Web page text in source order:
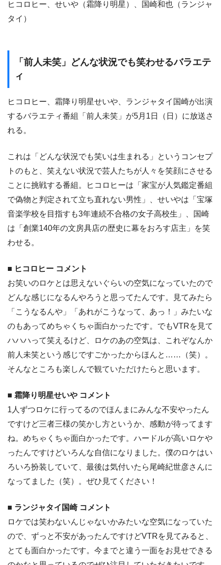
ヒコロヒー、せいや（霜降り明星）、国崎和也（ランジャ
タイ）
「前人未笑」どんな状況でも笑わせるバラエテ
ィ
ヒコロヒー、霜降り明星せいや、ランジャタイ国崎が出演
するバラエティ番組「前人未笑」が5月1日（日）に放送さ
れる。
これは「どんな状況でも笑いは生まれる」というコンセプ
トのもと、笑えない状況で芸人たちが人々を笑顔にさせる
ことに挑戦する番組。ヒコロヒーは「家宝が人気鑑定番組
で偽物と判定されて立ち直れない男性」、せいやは「宝塚
音楽学校を目指すも3年連続不合格の女子高校生」、国崎
は「創業140年の文房具店の歴史に幕をおろす店主」を笑
わせる。
■ ヒコロヒー コメント
お笑いのロケとは思えないぐらいの空気になっていたので
どんな感じになるんやろうと思ってたんです。見てみたら
「こうなるんや」「あれがこうなって、あっ！」みたいな
のもあってめちゃくちゃ面白かったです。でもVTRを見て
ハハハって笑えるけど、ロケのあの空気は、これぞなんか
前人未笑という感じですごかったからほんと……（笑）。
そんなところも楽しんで観ていただけたらと思います。
■ 霜降り明星せいや コメント
1人ずつロケに行ってるのでほんまにみんな不安やったん
ですけど三者三様の笑かし方というか、感動が待ってます
ね。めちゃくちゃ面白かったです。ハードルが高いロケや
ったんですけどいろんな自信になりました。僕のロケはい
ろいろ扮装していて、最後は気付いたら尾崎紀世彦さんに
なってました（笑）。ぜひ見てください！
■ ランジャタイ国崎 コメント
ロケでは笑わないんじゃないかみたいな空気になっていた
ので、ずっと不安があったんですけどVTRを見てみると、
とても面白かったです。今までと違う一面をお見せできる